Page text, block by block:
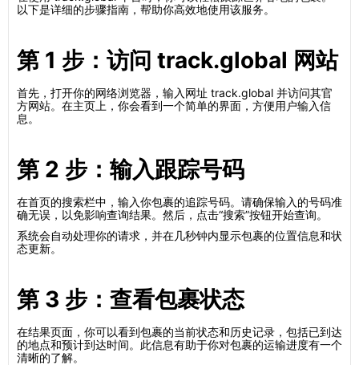
以下是详细的步骤指南，帮助你高效地使用该服务。
第 1 步：访问 track.global 网站
首先，打开你的网络浏览器，输入网址 track.global 并访问其官
方网站。在主页上，你会看到一个简单的界面，方便用户输入信
息。
第 2 步：输入跟踪号码
在首页的搜索栏中，输入你包裹的追踪号码。请确保输入的号码准
确无误，以免影响查询结果。然后，点击“搜索”按钮开始查询。
系统会自动处理你的请求，并在几秒钟内显示包裹的位置信息和状
态更新。
第 3 步：查看包裹状态
在结果页面，你可以看到包裹的当前状态和历史记录，包括已到达
的地点和预计到达时间。此信息有助于你对包裹的运输进度有一个
清晰的了解。